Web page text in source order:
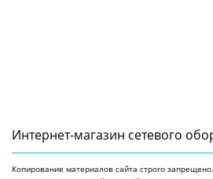
Интернет-магазин сетeвого
Копирование материалов сайта строго запрещено.